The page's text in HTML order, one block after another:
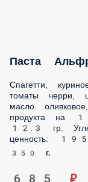
Спагетти, куриное
оливковое,
гр.: Белки: 8.9 гр.
Энергетическая
350 г.
685 ₽